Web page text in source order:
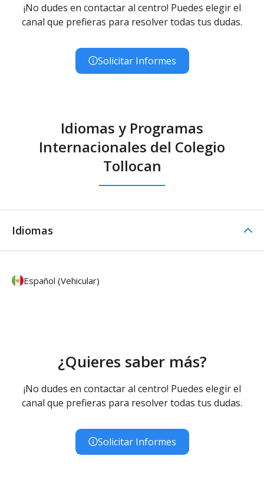
¡No dudes en contactar al centro! Puedes elegir el
canal que prefieras para resolver todas tus dudas.
Solicitar Informes
Idiomas y Programas
Internacionales del Colegio
Tollocan
Idiomas
Español (Vehicular)
¿Quieres saber más?
¡No dudes en contactar al centro! Puedes elegir el
canal que prefieras para resolver todas tus dudas.
Solicitar Informes